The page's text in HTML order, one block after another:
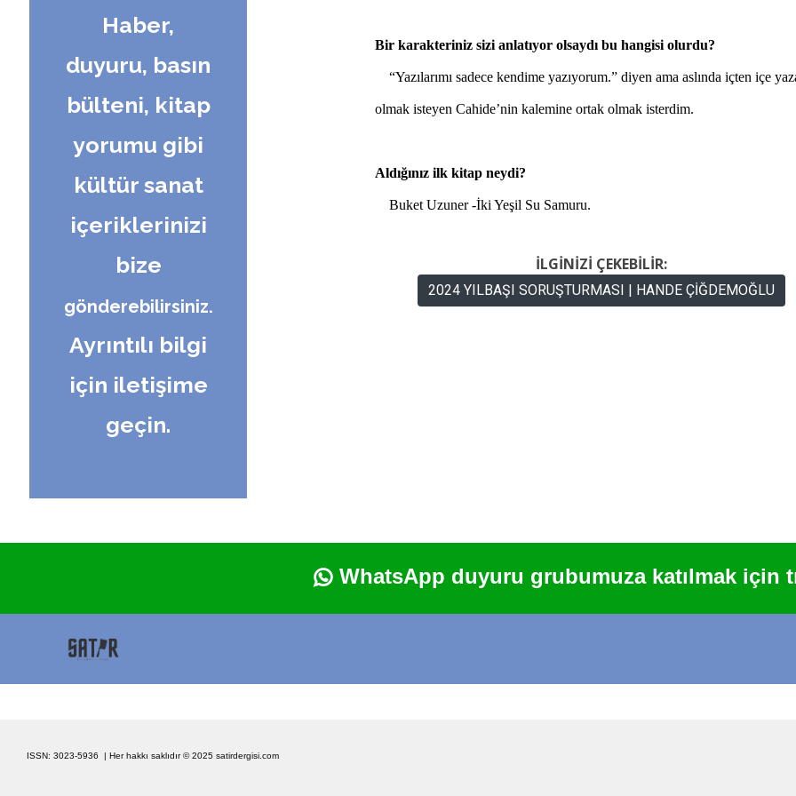
Haber,
duyuru, basın
bülteni, kitap
yorumu gibi
kültür sanat
içeriklerinizi
bize
gönderebilirsiniz.
Ayrıntılı bilgi
için iletişime
geçin.
Bir karakteriniz sizi anlatıyor olsaydı bu hangisi olurdu?
“Yazılarımı sadece kendime yazıyorum.” diyen ama aslında içten içe
olmak isteyen Cahide’nin kalemine ortak olmak isterdim.
Aldığınız ilk kitap neydi?
Buket Uzuner -İki Yeşil Su Samuru.
İLGİNİZİ ÇEKEBİLİR:
2024 YILBAŞI SORUŞTURMASI | HANDE ÇİĞDEMOĞLU
WhatsApp duyuru grubumuza katılmak için
ISSN: 3023-5936 | Her hakkı saklıdır © 2025 satirdergisi.com